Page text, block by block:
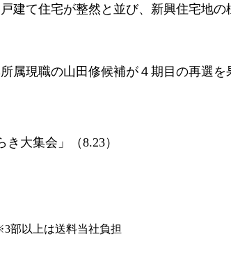
て住宅が整然と並び、新興住宅地
現職の山田修候補が４期目の再選
大集会」（8.23）
部以上は送料当社負担